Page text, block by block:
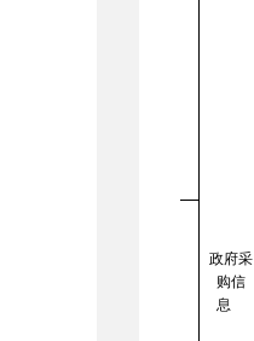
政府采
购信
息